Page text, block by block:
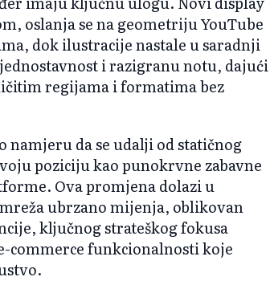
oslanja se na geometriju YouTube
dok ilustracije nastale u saradnji
i razigranu notu, dajući
regijama i formatima bez
namjeru da se udalji od statičnog
poziciju kao punokrvne zabavne
Ova promjena dolazi u
ubrzano mijenja, oblikovan
ključnog strateškog fokusa
commerce funkcionalnosti koje